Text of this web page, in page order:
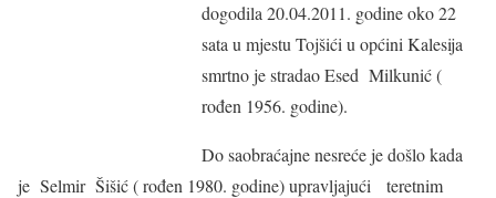
dogodila 20.04.2011. godine oko 22
sata u mjestu Tojšići u općini Kalesija
smrtno je stradao Esed Milkunić (
rođen 1956. godine).
Do saobraćajne nesreće je došlo kada
je Selmir Šišić ( rođen 1980. godine) upravljajući teretnim